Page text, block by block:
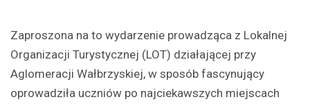
Zaproszona na to wydarzenie prowadząca z Lokalnej
Organizacji Turystycznej (LOT) działającej przy
Aglomeracji Wałbrzyskiej, w sposób fascynujący
oprowadziła uczniów po najciekawszych miejscach